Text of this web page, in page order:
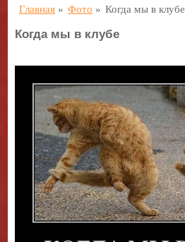
Главная » Фото » Когда мы в клубе
Когда мы в клубе